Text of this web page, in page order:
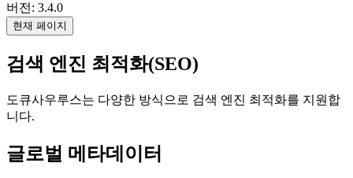
버전: 3.4.0
현재 페이지
검색 엔진 최적화(SEO)
도큐사우루스는 다양한 방식으로 검색 엔진 최적화를 지원합
니다.
글로벌 메타데이터